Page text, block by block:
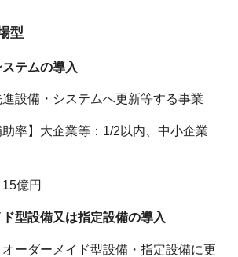
型
テムの導入
進設備・システムへ更新等する事業
助率】大企業等：1/2以内、中小企業
15億円
型設備又は指定設備の導入
オーダーメイド型設備・指定設備に更